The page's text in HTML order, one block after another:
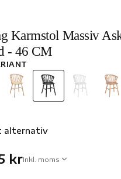
Karmstol Massiv
- 46 CM
alternativ
krInkl. moms